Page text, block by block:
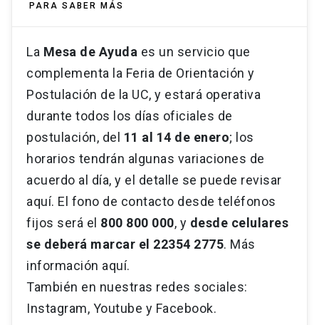
PARA SABER MÁS
La Mesa de Ayuda es un servicio que
complementa la Feria de Orientación y
Postulación de la UC, y estará operativa
durante todos los días oficiales de
postulación, del 11 al 14 de enero; los
horarios tendrán algunas variaciones de
acuerdo al día, y el detalle se puede revisar
aquí. El fono de contacto desde teléfonos
fijos será el 800 800 000, y desde celulares
se deberá marcar el 22354 2775. Más
información aquí.
También en nuestras redes sociales:
Instagram, Youtube y Facebook.